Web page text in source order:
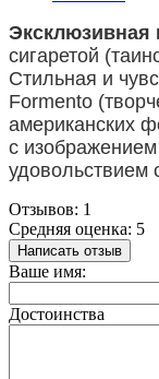
Эксклюзивная
сигаретой
Стильная и
Formento
американских
с
удовольствием
Отзывов: 1
Средняя оценка: 5
Написать отзыв
Ваше имя:
Достоинства